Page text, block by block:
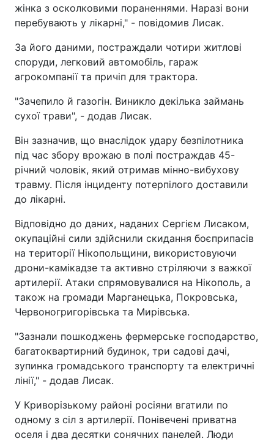
жінка з осколковими пораненнями. Наразі вони
перебувають у лікарні," - повідомив Лисак.
За його даними, постраждали чотири житлові
споруди, легковий автомобіль, гараж
агрокомпанії та причіп для трактора.
"Зачепило й газогін. Виникло декілька займань
сухої трави", - додав Лисак.
Він зазначив, що внаслідок удару безпілотника
під час збору врожаю в полі постраждав 45-
річний чоловік, який отримав мінно-вибухову
травму. Після інциденту потерпілого доставили
до лікарні.
Відповідно до даних, наданих Сергієм Лисаком,
окупаційні сили здійснили скидання боєприпасів
на території Нікопольщини, використовуючи
дрони-камікадзе та активно стріляючи з важкої
артилерії. Атаки спрямовувалися на Нікополь, а
також на громади Марганецька, Покровська,
Червоногригорівська та Мирівська.
"Зазнали пошкоджень фермерське господарство,
багатоквартирний будинок, три садові дачі,
зупинка громадського транспорту та електричні
лінії," - додав Лисак.
У Криворізькому районі росіяни вгатили по
одному з сіл з артилерії. Понівечені приватна
оселя і два десятки сонячних панелей. Люди